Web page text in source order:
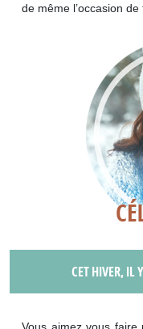
de même l’occasion
CET HIVER, IL
Vous aimez vous